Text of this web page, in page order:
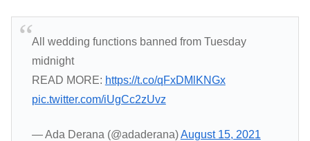
All wedding functions banned from Tuesday
midnight
READ MORE: https://t.co/qFxDMlKNGx
pic.twitter.com/iUgCc2zUvz
— Ada Derana (@adaderana)August 15, 2021